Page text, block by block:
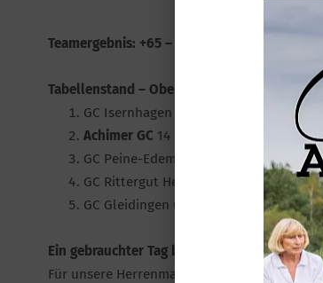
Teamergebnis: +65 – Platz 2
Tabellenstand – Oberliga Nord 3 Damen
GC Isernhagen 19 Punkte
Achimer GC 14 Punkte
GC Peine-Edemissen 13 Punkte
GC Rittergut Hedwigsburg 8 Punkte
GC Gleidingen 6 Punkte
Ein gebrauchter Tag bei großer Hitze
Für unsere Herrenmannschaft ging es